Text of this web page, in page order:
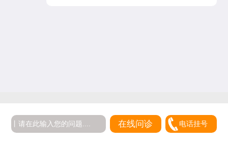
在线问诊 电话挂号